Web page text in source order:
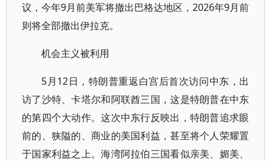
议，今年9月前美军将撤出巴格达地区，2026年9月前
则将全部撤出伊拉克。
机会主义被利用
5月12日，特朗普重返白宫后首次访问中东，出
访了沙特、卡塔尔和阿联酋三国，这是特朗普在中东
的第四个大动作。这次中东行反映出，特朗普追求眼
前的、狭隘的、商业的美国利益，甚至将个人荣耀置
于国家利益之上。海湾阿拉伯三国看似亲美、媚美、